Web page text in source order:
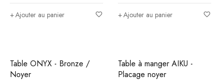
Ajouter au panier Ajouter au panier
Table ONYX - Bronze /
Noyer
Table à manger AIKU -
Placage noyer